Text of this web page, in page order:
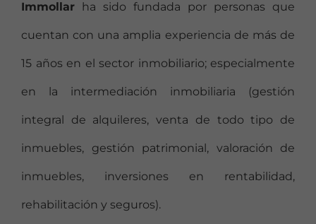
Immollar ha sido fundada por personas que
cuentan con una amplia experiencia de más de
15 años en el sector inmobiliario; especialmente
en la intermediación inmobiliaria (gestión
integral de alquileres, venta de todo tipo de
inmuebles, gestión patrimonial, valoración de
inmuebles, inversiones en rentabilidad,
rehabilitación y seguros).